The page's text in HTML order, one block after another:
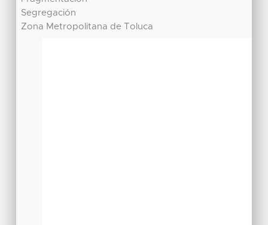
Segregación
Zona Metropolitana de Toluca